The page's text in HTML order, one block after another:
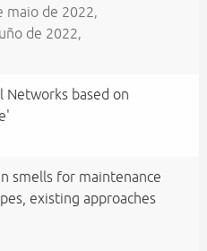
maio de 2022,
de 2022,
Networks based on
smells for maintenance
existing approaches